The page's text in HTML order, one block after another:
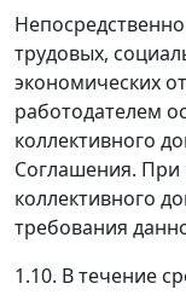
трудовых,
экономических
работодателем
коллективного
Соглашения. При
коллективного
требования
1.10. В течение